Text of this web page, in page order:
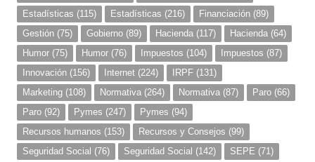
Estadísticas (115) Estadísticas (216) Financiación (89)
Gestión (75) Gobierno (89) Hacienda (117) Hacienda (64)
Humor (75) Humor (76) Impuestos (104) Impuestos (87)
Innovación (156) Internet (224) IRPF (131)
Marketing (108) Normativa (264) Normativa (87) Paro (66)
Paro (92) Pymes (247) Pymes (94)
Recursos humanos (153) Recursos y Consejos (99)
Seguridad Social (76) Seguridad Social (142) SEPE (71)